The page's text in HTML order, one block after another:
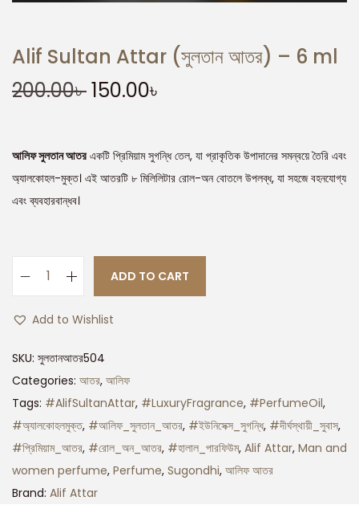
Alif Sultan Attar (সুলতান আতর) – 6 ml
200.00৳150.00৳
আলিফ সুলতান আতর একটি প্রিমিয়াম সুগন্ধি তেল, যা প্রাকৃতিক উপাদানের সমন্বয়ে তৈরি এবং
অ্যালকোহল-মুক্ত। এই আতরটি ৮ মিলিলিটার রোল-অন বোতলে উপলব্ধ, যা সহজে বহনযোগ্য
এবং ব্যবহারবান্ধব।
ADD TO CART
Add to Wishlist
SKU: সুলতানআতর504
Categories: আতর, আলিফ
Tags: #AlifSultanAttar, #LuxuryFragrance, #PerfumeOil,
#অ্যালকোহলমুক্ত, #আলিফ_সুলতান_আতর, #ইউনিসেক্স_সুগন্ধি, #দীর্ঘস্থায়ী_সুবাস,
#প্রিমিয়াম_আতর, #রোল_অন_আতর, #হালাল_পারফিউম, Alif Attar, Man and
women perfume, Perfume, Sugondhi, আলিফ আতর
Brand: Alif Attar